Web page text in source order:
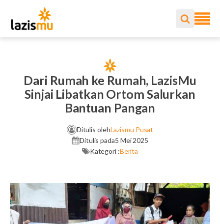
Dari Rumah ke Rumah, LazisMu
Sinjai Libatkan Ortom Salurkan
Bantuan Pangan
Ditulis olehLazismu Pusat
Ditulis pada5 Mei 2025
Kategori :Berita